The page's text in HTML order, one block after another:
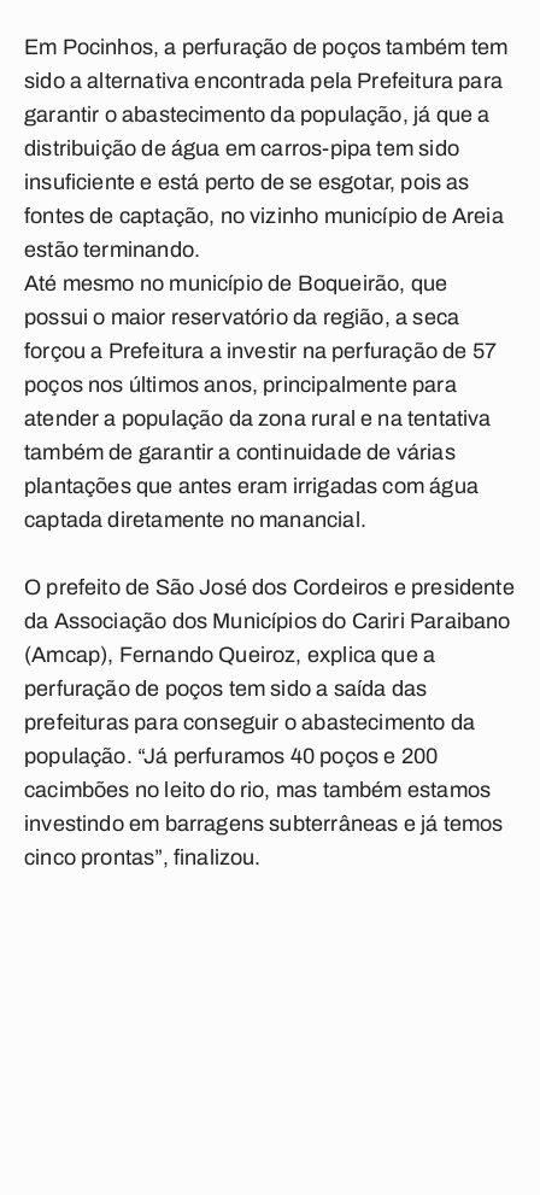
Em Pocinhos, a perfuração de poços também tem
sido a alternativa encontrada pela Prefeitura para
garantir o abastecimento da população, já que a
distribuição de água em carros-pipa tem sido
insuficiente e está perto de se esgotar, pois as
fontes de captação, no vizinho município de Areia
estão terminando.
Até mesmo no município de Boqueirão, que
possui o maior reservatório da região, a seca
forçou a Prefeitura a investir na perfuração de 57
poços nos últimos anos, principalmente para
atender a população da zona rural e na tentativa
também de garantir a continuidade de várias
plantações que antes eram irrigadas com água
captada diretamente no manancial.
O prefeito de São José dos Cordeiros e presidente
da Associação dos Municípios do Cariri Paraibano
(Amcap), Fernando Queiroz, explica que a
perfuração de poços tem sido a saída das
prefeituras para conseguir o abastecimento da
população. “Já perfuramos 40 poços e 200
cacimbões no leito do rio, mas também estamos
investindo em barragens subterrâneas e já temos
cinco prontas”, finalizou.